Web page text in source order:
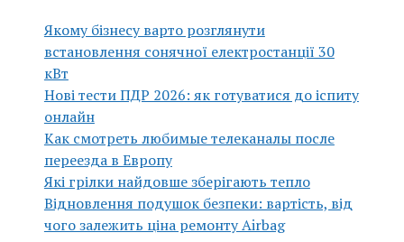
Якому бізнесу варто розглянути
встановлення сонячної електростанції 30
кВт
Нові тести ПДР 2026: як готуватися до іспиту
онлайн
Как смотреть любимые телеканалы после
переезда в Европу
Які грілки найдовше зберігають тепло
Відновлення подушок безпеки: вартість, від
чого залежить ціна ремонту Airbag